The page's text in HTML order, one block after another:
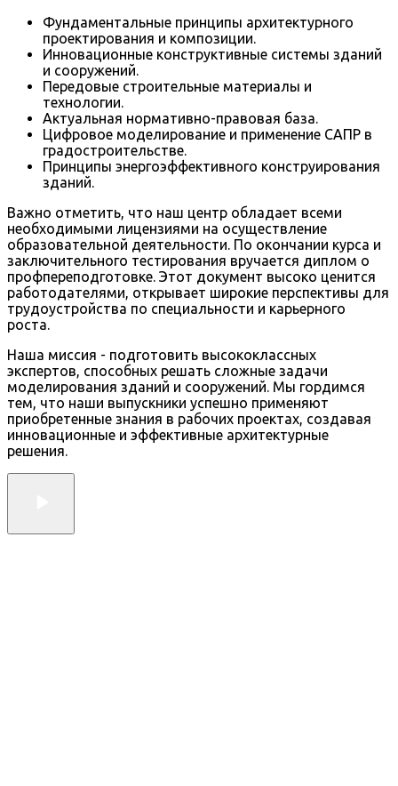
Фундаментальные принципы архитектурного
проектирования и композиции.
Инновационные конструктивные системы зданий
и сооружений.
Передовые строительные материалы и
технологии.
Актуальная нормативно-правовая база.
Цифровое моделирование и применение САПР в
градостроительстве.
Принципы энергоэффективного конструирования
зданий.
Важно отметить, что наш центр обладает всеми
необходимыми лицензиями на осуществление
образовательной деятельности. По окончании курса и
заключительного тестирования вручается диплом о
профпереподготовке. Этот документ высоко ценится
работодателями, открывает широкие перспективы для
трудоустройства по специальности и карьерного
роста.
Наша миссия - подготовить высококлассных
экспертов, способных решать сложные задачи
моделирования зданий и сооружений. Мы гордимся
тем, что наши выпускники успешно применяют
приобретенные знания в рабочих проектах, создавая
инновационные и эффективные архитектурные
решения.